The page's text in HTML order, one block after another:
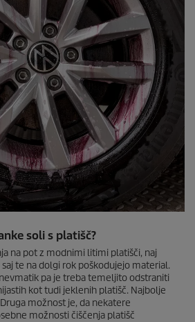
soli s platišč?
na pot z modnimi litimi platišči, naj
te na dolgi rok poškodujejo material.
pa je treba temeljito odstraniti
kot tudi jeklenih platišč. Najbolje
možnost je, da nekatere
možnosti čiščenja platišč